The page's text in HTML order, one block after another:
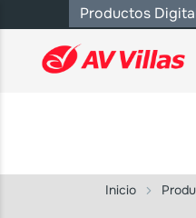
Saltar al contenido principal
Productos
Inicio